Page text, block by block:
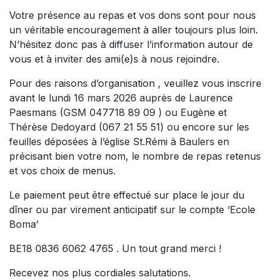
Votre présence au repas et vos dons sont pour nous
un véritable encouragement à aller toujours plus loin.
N’hésitez donc pas à diffuser l’information autour de
vous et à inviter des ami(e)s à nous rejoindre.
Pour des raisons d’organisation , veuillez vous inscrire
avant le lundi 16 mars 2026 auprès de Laurence
Paesmans (GSM 047718 89 09 ) ou Eugène et
Thérèse Dedoyard (067 21 55 51) ou encore sur les
feuilles déposées à l’église St.Rémi à Baulers en
précisant bien votre nom, le nombre de repas retenus
et vos choix de menus.
Le paiement peut être effectué sur place le jour du
dîner ou par virement anticipatif sur le compte ‘Ecole
Boma’
BE18 0836 6062 4765 . Un tout grand merci !
Recevez nos plus cordiales salutations.